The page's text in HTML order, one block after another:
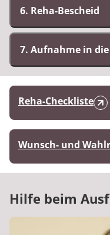
6. Reha-Bescheid
7. Aufnahme in die
Reha-Checkliste
Wunsch- und
Hilfe beim